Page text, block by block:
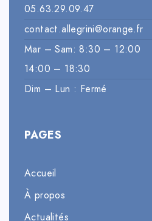
05.63.29.09.47
contact.allegrini@orange.fr
Mar – Sam: 8:30 – 12:00
14:00 – 18:30
Dim – Lun : Fermé
PAGES
Accueil
À propos
Actualités